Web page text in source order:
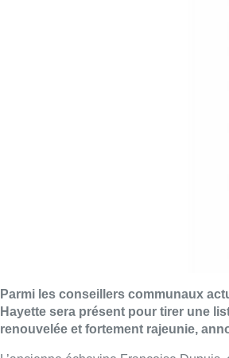
Parmi les conseillers communaux
Hayette sera présent pour tirer une
renouvelée et fortement rajeunie,